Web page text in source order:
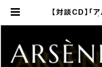
【対談CD】「
イ